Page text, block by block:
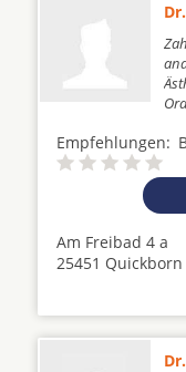
Empfehlungen:
Am Freibad 4 a
25451 Quickborn